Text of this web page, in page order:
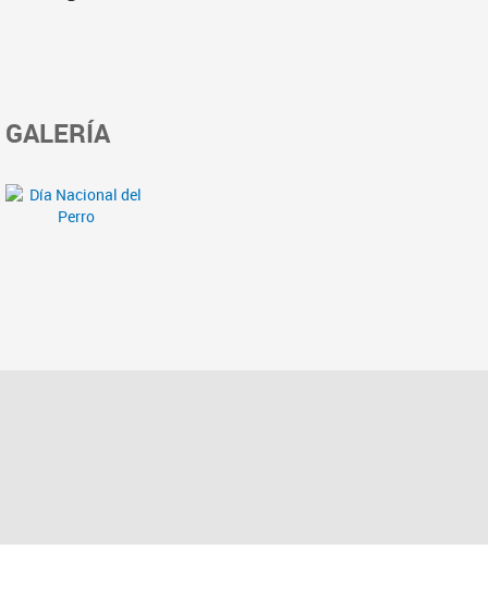
GALERÍA